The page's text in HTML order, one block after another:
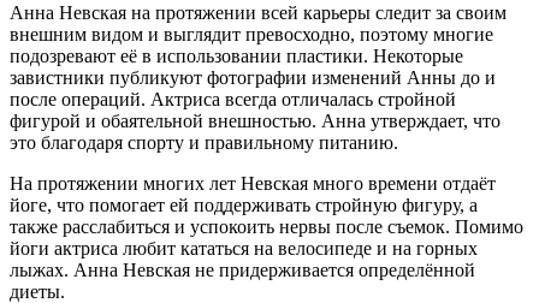
Анна Невская на протяжении всей карьеры следит за своим
внешним видом и выглядит превосходно, поэтому многие
подозревают её в использовании пластики. Некоторые
завистники публикуют фотографии изменений Анны до и
после операций. Актриса всегда отличалась стройной
фигурой и обаятельной внешностью. Анна утверждает, что
это благодаря спорту и правильному питанию.
На протяжении многих лет Невская много времени отдаёт
йоге, что помогает ей поддерживать стройную фигуру, а
также расслабиться и успокоить нервы после съемок. Помимо
йоги актриса любит кататься на велосипеде и на горных
лыжах. Анна Невская не придерживается определённой
диеты.